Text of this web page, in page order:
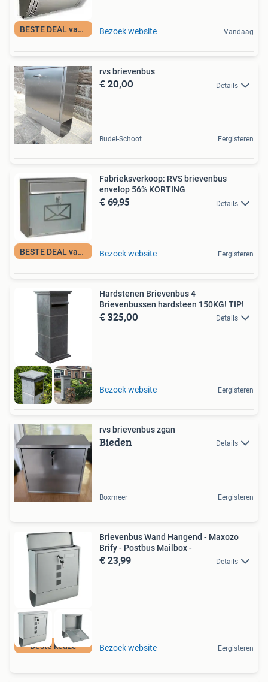
BESTE DEAL vandaag Bezoek website Vandaag
rvs brievenbus
€ 20,00 Details
Budel-Schoot Eergisteren
BESTE DEAL vandaag
Fabrieksverkoop: RVS brievenbus
envelop 56% KORTING
€ 69,95 Details
Bezoek website Eergisteren
Hardstenen Brievenbus 4
Brievenbussen hardsteen 150KG! TIP!
€ 325,00 Details
Bezoek website Eergisteren
rvs brievenbus zgan
Bieden Details
Boxmeer Eergisteren
Beste keuze
Brievenbus Wand Hangend - Maxozo
Brify - Postbus Mailbox -
€ 23,99 Details
Bezoek website Eergisteren